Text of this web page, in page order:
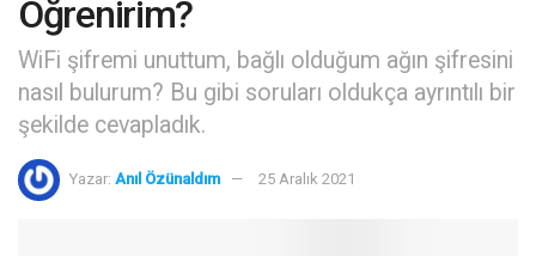
Öğrenirim?
WiFi şifremi unuttum, bağlı olduğum ağın şifresini
nasıl bulurum? Bu gibi soruları oldukça ayrıntılı bir
şekilde cevapladık.
Yazar: Anıl Özünaldım 25 Aralık 2021